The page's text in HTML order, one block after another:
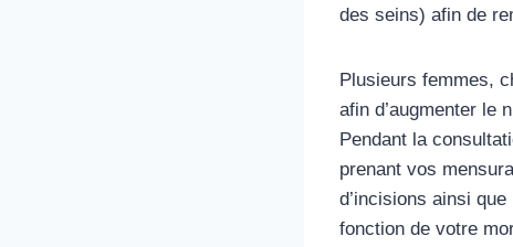
des seins) afin de
Plusieurs femmes,
afin d’augmenter le
Pendant la
prenant vos
d’incisions ainsi
fonction de votre